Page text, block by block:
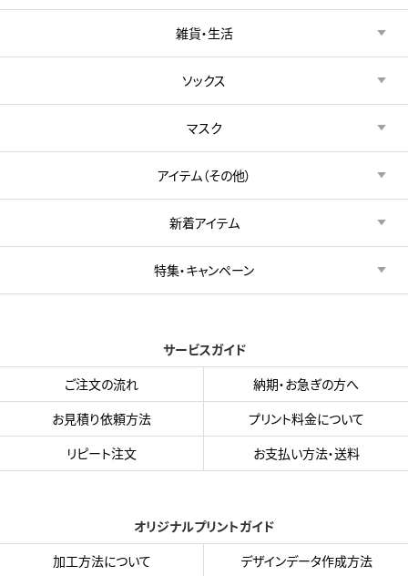
雑貨・生活
ソックス
マスク
アイテム（その他）
新着アイテム
特集・キャンペーン
サービスガイド
ご注文の流れ
納期・お急ぎの方へ
お見積り依頼方法
プリント料金について
リピート注文
お支払い方法・送料
オリジナルプリントガイド
加工方法について
デザインデータ作成方法